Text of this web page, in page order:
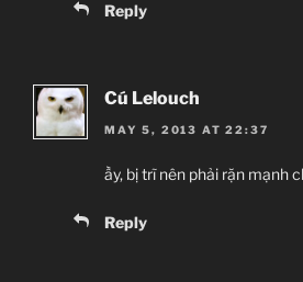
Reply
Cú Lelouch
MAY 5, 2013 AT 22:37
ầy, bị trĩ nên phải rặn mạnh
Reply